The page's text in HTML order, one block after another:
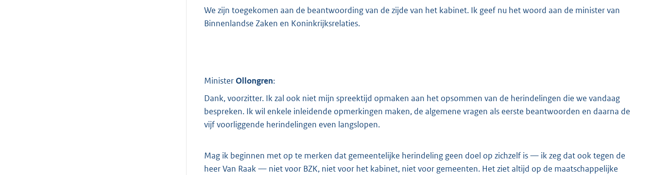
We zijn toegekomen aan de beantwoording van de zijde van het kabinet. Ik geef nu het woord aan de minister van
Binnenlandse Zaken en Koninkrijksrelaties.
MinisterOllongren:
Dank, voorzitter. Ik zal ook niet mijn spreektijd opmaken aan het opsommen van de herindelingen die we vandaag
bespreken. Ik wil enkele inleidende opmerkingen maken, de algemene vragen als eerste beantwoorden en daarna de
vijf voorliggende herindelingen even langslopen.
Mag ik beginnen met op te merken dat gemeentelijke herindeling geen doel op zichzelf is — ik zeg dat ook tegen de
heer Van Raak — niet voor BZK, niet voor het kabinet, niet voor gemeenten. Het ziet altijd op de maatschappelijke